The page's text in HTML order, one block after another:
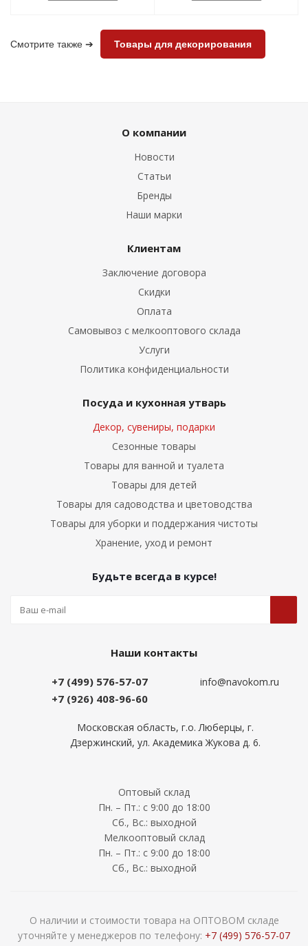
Смотрите также ➔ Товары для декорирования
О компании
Новости
Статьи
Бренды
Наши марки
Клиентам
Заключение договора
Скидки
Оплата
Самовывоз с мелкооптового склада
Услуги
Политика конфиденциальности
Посуда и кухонная утварь
Декор, сувениры, подарки
Сезонные товары
Товары для ванной и туалета
Товары для детей
Товары для садоводства и цветоводства
Товары для уборки и поддержания чистоты
Хранение, уход и ремонт
Будьте всегда в курсе!
Наши контакты
+7 (499) 576-57-07
+7 (926) 408-96-60
info@navokom.ru
Московская область, г.о. Люберцы, г.
Дзержинский, ул. Академика Жукова д. 6.
Оптовый склад
Пн. – Пт.: с 9:00 до 18:00
Сб., Вс.: выходной
Мелкооптовый склад
Пн. – Пт.: с 9:00 до 18:00
Сб., Вс.: выходной
О наличии и стоимости товара на ОПТОВОМ складе
уточняйте у менеджеров по телефону: +7 (499) 576-57-07